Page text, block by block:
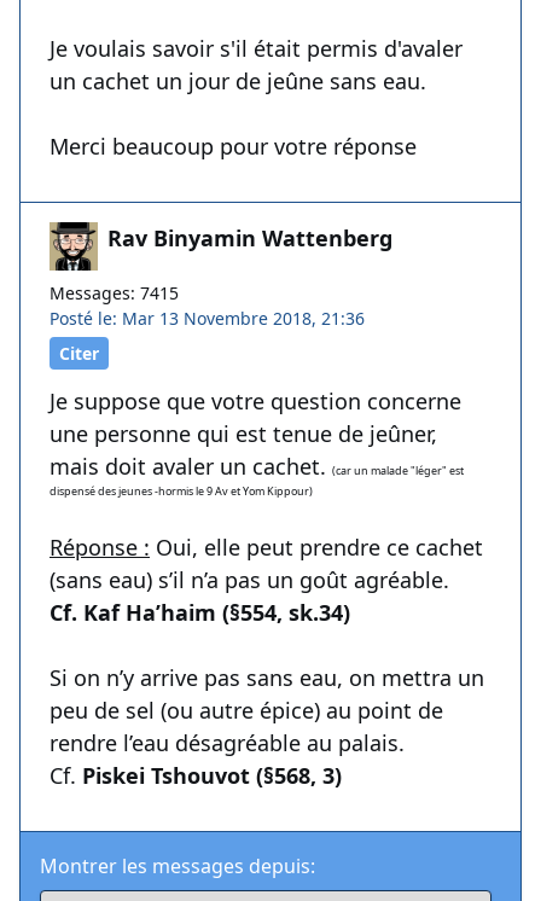
Je voulais savoir s'il était permis d'avaler
un cachet un jour de jeûne sans eau.
Merci beaucoup pour votre réponse
Rav Binyamin Wattenberg
Messages: 7415
Posté le: Mar 13 Novembre 2018, 21:36
Citer
Je suppose que votre question concerne
une personne qui est tenue de jeûner,
mais doit avaler un cachet. (car un malade "léger" est
dispensé des jeunes -hormis le 9 Av et Yom Kippour)
Réponse : Oui, elle peut prendre ce cachet
(sans eau) s’il n’a pas un goût agréable.
Cf. Kaf Ha’haim (§554, sk.34)
Si on n’y arrive pas sans eau, on mettra un
peu de sel (ou autre épice) au point de
rendre l’eau désagréable au palais.
Cf. Piskei Tshouvot (§568, 3)
Montrer les messages depuis: